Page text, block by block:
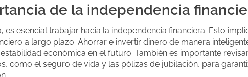
de la independencia
es esencial trabajar hacia la independencia financiera. Esto
a largo plazo. Ahorrar e invertir dinero de manera
económica en el futuro. También es importante
como el seguro de vida y las pólizas de jubilación, para